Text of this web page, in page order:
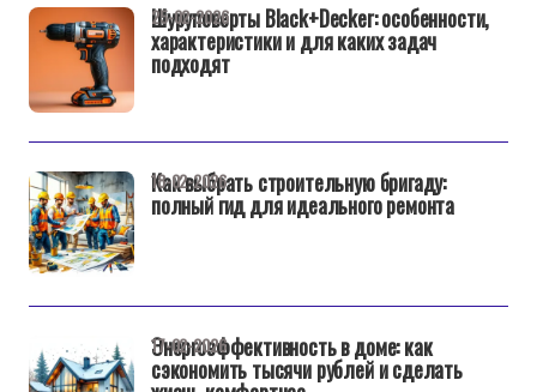
Шуруповерты Black+Decker: особенности,
характеристики и для каких задач
подходят
25-02-2026
Как выбрать строительную бригаду:
полный гид для идеального ремонта
18-02-2026
Энергоэффективность в доме: как
сэкономить тысячи рублей и сделать
17-02-2026